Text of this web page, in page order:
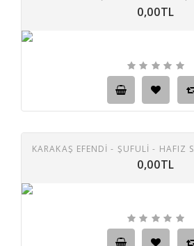
0,00TL
0,00TL